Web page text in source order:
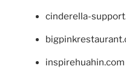
cinderella-
inspirehuahin.com